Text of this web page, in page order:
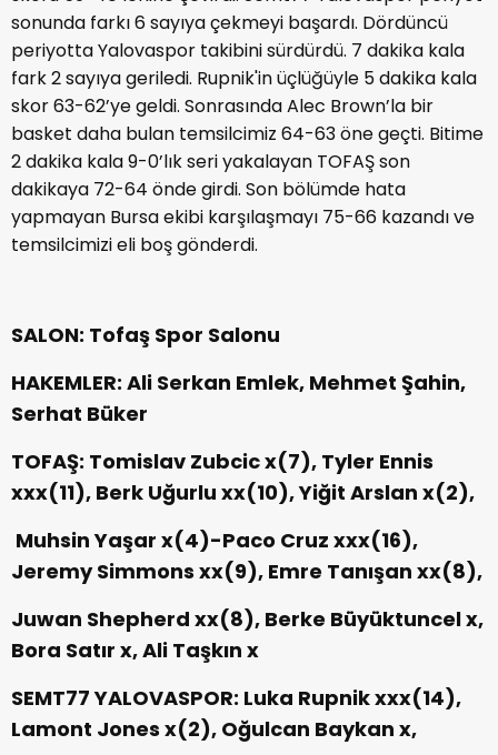
sonunda farkı 6 sayıya çekmeyi başardı. Dördüncü
periyotta Yalovaspor takibini sürdürdü. 7 dakika kala
fark 2 sayıya geriledi. Rupnik'in üçlüğüyle 5 dakika kala
skor 63-62’ye geldi. Sonrasında Alec Brown’la bir
basket daha bulan temsilcimiz 64-63 öne geçti. Bitime
2 dakika kala 9-0’lık seri yakalayan TOFAŞ son
dakikaya 72-64 önde girdi. Son bölümde hata
yapmayan Bursa ekibi karşılaşmayı 75-66 kazandı ve
temsilcimizi eli boş gönderdi.
SALON: Tofaş Spor Salonu
HAKEMLER: Ali Serkan Emlek, Mehmet Şahin,
Serhat Büker
TOFAŞ: Tomislav Zubcic x(7), Tyler Ennis
xxx(11), Berk Uğurlu xx(10), Yiğit Arslan x(2),
Muhsin Yaşar x(4)-Paco Cruz xxx(16),
Jeremy Simmons xx(9), Emre Tanışan xx(8),
Juwan Shepherd xx(8), Berke Büyüktuncel x,
Bora Satır x, Ali Taşkın x
SEMT77 YALOVASPOR: Luka Rupnik xxx(14),
Lamont Jones x(2), Oğulcan Baykan x,